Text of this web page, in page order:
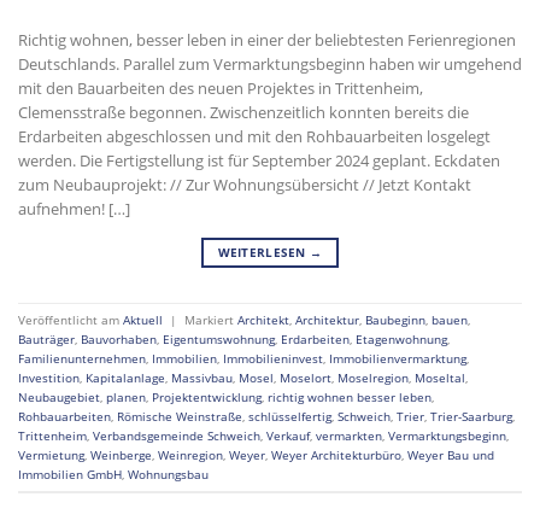
Richtig wohnen, besser leben in einer der beliebtesten Ferienregionen
Deutschlands. Parallel zum Vermarktungsbeginn haben wir umgehend
mit den Bauarbeiten des neuen Projektes in Trittenheim,
Clemensstraße begonnen. Zwischenzeitlich konnten bereits die
Erdarbeiten abgeschlossen und mit den Rohbauarbeiten losgelegt
werden. Die Fertigstellung ist für September 2024 geplant. Eckdaten
zum Neubauprojekt: // Zur Wohnungsübersicht // Jetzt Kontakt
aufnehmen! […]
WEITERLESEN →
Veröffentlicht am Aktuell | Markiert Architekt, Architektur, Baubeginn, bauen,
Bauträger, Bauvorhaben, Eigentumswohnung, Erdarbeiten, Etagenwohnung,
Familienunternehmen, Immobilien, Immobilieninvest, Immobilienvermarktung,
Investition, Kapitalanlage, Massivbau, Mosel, Moselort, Moselregion, Moseltal,
Neubaugebiet, planen, Projektentwicklung, richtig wohnen besser leben,
Rohbauarbeiten, Römische Weinstraße, schlüsselfertig, Schweich, Trier, Trier-Saarburg,
Trittenheim, Verbandsgemeinde Schweich, Verkauf, vermarkten, Vermarktungsbeginn,
Vermietung, Weinberge, Weinregion, Weyer, Weyer Architekturbüro, Weyer Bau und
Immobilien GmbH, Wohnungsbau